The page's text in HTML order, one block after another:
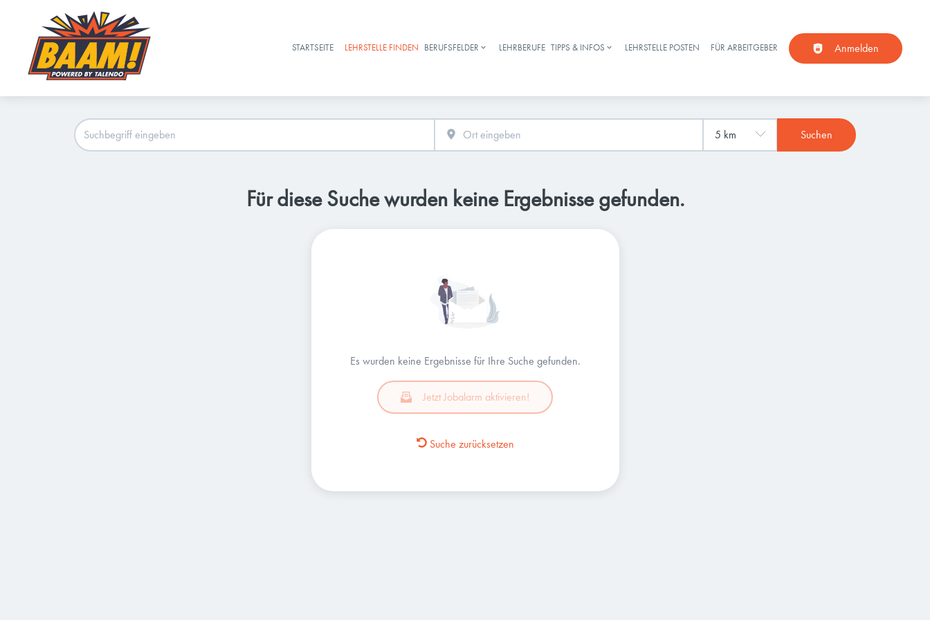
Haupt-Navigation
STARTSEITE LEHRSTELLE FINDEN BERUFSFELDER LEHRBERUFE TIPPS & INFOS LEHRSTELLE POSTEN FÜR ARBEITGEBER Anmelden
Suchen
Für diese Suche wurden keine Ergebnisse gefunden.
Es wurden keine Ergebnisse für Ihre Suche gefunden.
Jetzt Jobalarm aktivieren!
Suche zurücksetzen